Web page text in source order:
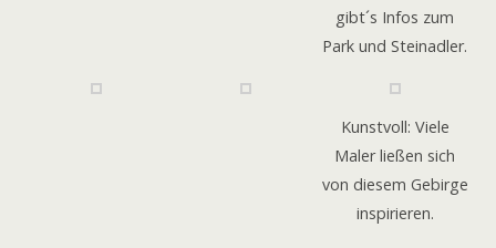
gibt´s Infos zum
Park und Steinadler.
Kunstvoll: Viele
Maler ließen sich
von diesem Gebirge
inspirieren.